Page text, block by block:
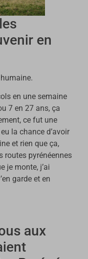
en
en une semaine
7 en 27 ans, ça
ce fut une
la chance d’avoir
et rien que ça,
routes pyrénéennes
je monte, j’ai
garde et en
aux